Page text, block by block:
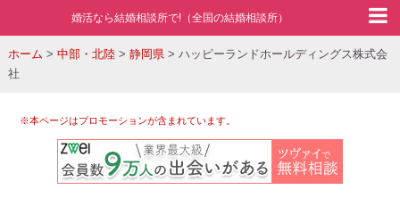
婚活なら結婚相談所で!（全国の結婚相談所）
ホーム > 中部・北陸> 静岡県> ハッピーランドホールディングス株式会
社
※本ページはプロモーションが含まれています。